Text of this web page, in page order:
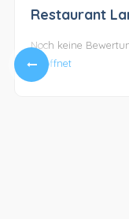
Restaurant
Noch keine
Geöffnet